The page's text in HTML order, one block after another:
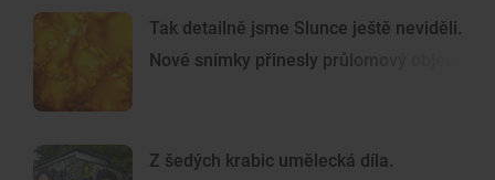
Tak detailně jsme Slunce ještě neviděli.
Nové snímky přinesly průlomový objev
Z šedých krabic umělecká díla.